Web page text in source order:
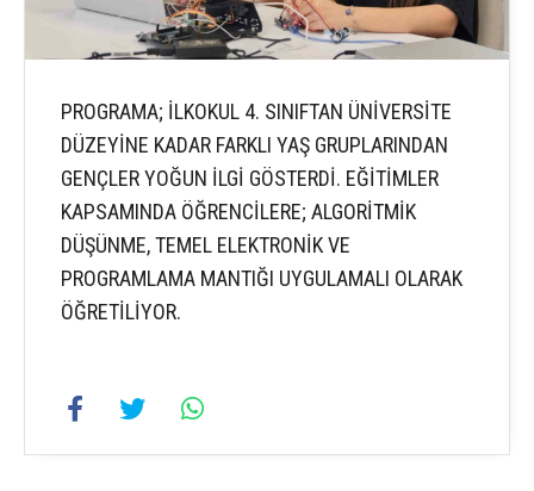
PROGRAMA; İLKOKUL 4. SINIFTAN ÜNİVERSİTE
DÜZEYİNE KADAR FARKLI YAŞ GRUPLARINDAN
GENÇLER YOĞUN İLGİ GÖSTERDİ. EĞİTİMLER
KAPSAMINDA ÖĞRENCİLERE; ALGORİTMİK
DÜŞÜNME, TEMEL ELEKTRONİK VE
PROGRAMLAMA MANTIĞI UYGULAMALI OLARAK
ÖĞRETİLİYOR.